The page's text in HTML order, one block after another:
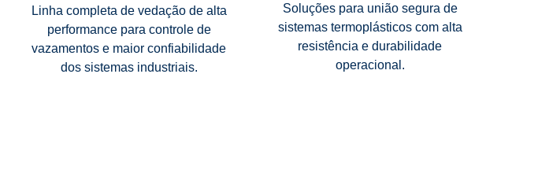
Linha completa de vedação de alta
performance para controle de
vazamentos e maior confiabilidade
dos sistemas industriais.
Soluções para união segura de
sistemas termoplásticos com alta
resistência e durabilidade
operacional.